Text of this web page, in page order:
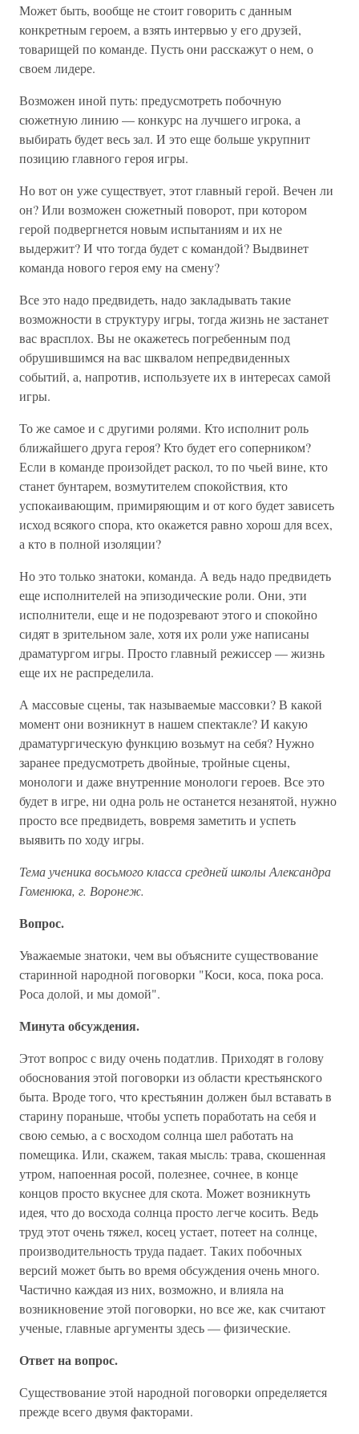
Может быть, вообще не стоит говорить с данным
конкретным героем, а взять интервью у его друзей,
товарищей по команде. Пусть они расскажут о нем, о
своем лидере.
Возможен иной путь: предусмотреть побочную
сюжетную линию — конкурс на лучшего игрока, а
выбирать будет весь зал. И это еще больше укрупнит
позицию главного героя игры.
Но вот он уже существует, этот главный герой. Вечен ли
он? Или возможен сюжетный поворот, при котором
герой подвергнется новым испытаниям и их не
выдержит? И что тогда будет с командой? Выдвинет
команда нового героя ему на смену?
Все это надо предвидеть, надо закладывать такие
возможности в структуру игры, тогда жизнь не застанет
вас врасплох. Вы не окажетесь погребенным под
обрушившимся на вас шквалом непредвиденных
событий, а, напротив, используете их в интересах самой
игры.
То же самое и с другими ролями. Кто исполнит роль
ближайшего друга героя? Кто будет его соперником?
Если в команде произойдет раскол, то по чьей вине, кто
станет бунтарем, возмутителем спокойствия, кто
успокаивающим, примиряющим и от кого будет зависеть
исход всякого спора, кто окажется равно хорош для всех,
а кто в полной изоляции?
Но это только знатоки, команда. А ведь надо предвидеть
еще исполнителей на эпизодические роли. Они, эти
исполнители, еще и не подозревают этого и спокойно
сидят в зрительном зале, хотя их роли уже написаны
драматургом игры. Просто главный режиссер — жизнь
еще их не распределила.
А массовые сцены, так называемые массовки? В какой
момент они возникнут в нашем спектакле? И какую
драматургическую функцию возьмут на себя? Нужно
заранее предусмотреть двойные, тройные сцены,
монологи и даже внутренние монологи героев. Все это
будет в игре, ни одна роль не останется незанятой, нужно
просто все предвидеть, вовремя заметить и успеть
выявить по ходу игры.
Тема ученика восьмого класса средней школы Александра
Гоменюка, г. Воронеж.
Вопрос.
Уважаемые знатоки, чем вы объясните существование
старинной народной поговорки "Коси, коса, пока роса.
Роса долой, и мы домой".
Минута обсуждения.
Этот вопрос с виду очень податлив. Приходят в голову
обоснования этой поговорки из области крестьянского
быта. Вроде того, что крестьянин должен был вставать в
старину пораньше, чтобы успеть поработать на себя и
свою семью, а с восходом солнца шел работать на
помещика. Или, скажем, такая мысль: трава, скошенная
утром, напоенная росой, полезнее, сочнее, в конце
концов просто вкуснее для скота. Может возникнуть
идея, что до восхода солнца просто легче косить. Ведь
труд этот очень тяжел, косец устает, потеет на солнце,
производительность труда падает. Таких побочных
версий может быть во время обсуждения очень много.
Частично каждая из них, возможно, и влияла на
возникновение этой поговорки, но все же, как считают
ученые, главные аргументы здесь — физические.
Ответ на вопрос.
Существование этой народной поговорки определяется
прежде всего двумя факторами.